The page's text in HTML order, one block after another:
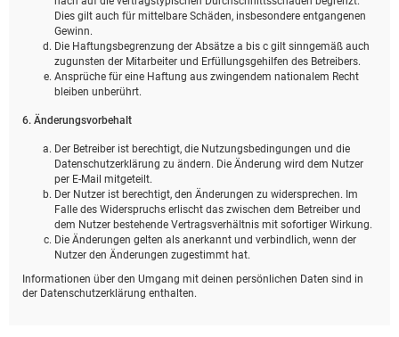
Dies gilt auch für mittelbare Schäden, insbesondere entgangenen
Gewinn.
Die Haftungsbegrenzung der Absätze a bis c gilt sinngemäß auch
zugunsten der Mitarbeiter und Erfüllungsgehilfen des Betreibers.
Ansprüche für eine Haftung aus zwingendem nationalem Recht
bleiben unberührt.
6. Änderungsvorbehalt
Der Betreiber ist berechtigt, die Nutzungsbedingungen und die
Datenschutzerklärung zu ändern. Die Änderung wird dem Nutzer
per E-Mail mitgeteilt.
Der Nutzer ist berechtigt, den Änderungen zu widersprechen. Im
Falle des Widerspruchs erlischt das zwischen dem Betreiber und
dem Nutzer bestehende Vertragsverhältnis mit sofortiger Wirkung.
Die Änderungen gelten als anerkannt und verbindlich, wenn der
Nutzer den Änderungen zugestimmt hat.
Informationen über den Umgang mit deinen persönlichen Daten sind in
der Datenschutzerklärung enthalten.